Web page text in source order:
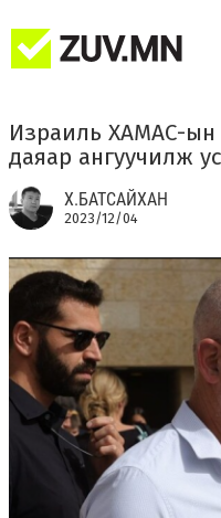
Израиль ХАМАС-ын
даяар ангуучилж
Х.БАТСАЙХАН
2023/12/04